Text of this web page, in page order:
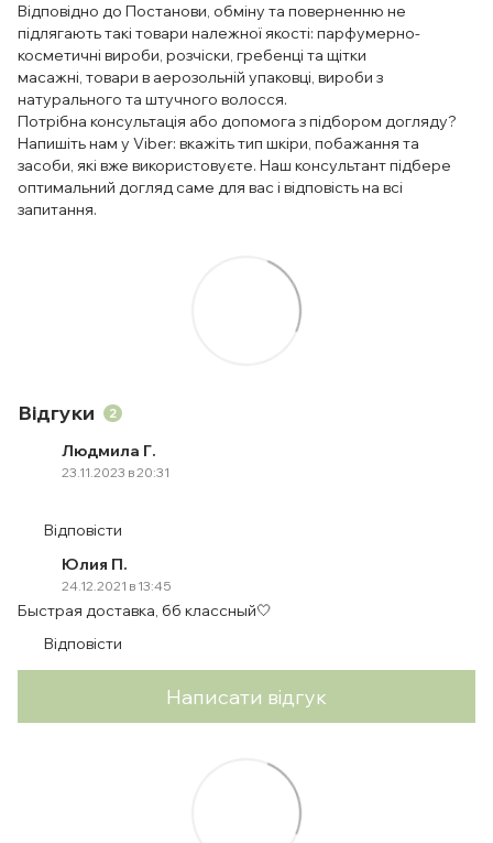
Відповідно до Постанови, обміну та поверненню не
підлягають такі товари належної якості: парфумерно-
косметичні вироби, розчіски, гребенці та щітки
масажні, товари в аерозольній упаковці, вироби з
натурального та штучного волосся.
Потрібна консультація або допомога з підбором догляду?
Напишіть нам у Viber: вкажіть тип шкіри, побажання та
засоби, які вже використовуєте. Наш консультант підбере
оптимальний догляд саме для вас і відповість на всі
запитання.
Відгуки 2
Людмила Г.
23.11.2023 в 20:31
Відповісти
Юлия П.
24.12.2021 в 13:45
Быстрая доставка, бб классный🤍
Відповісти
Написати відгук